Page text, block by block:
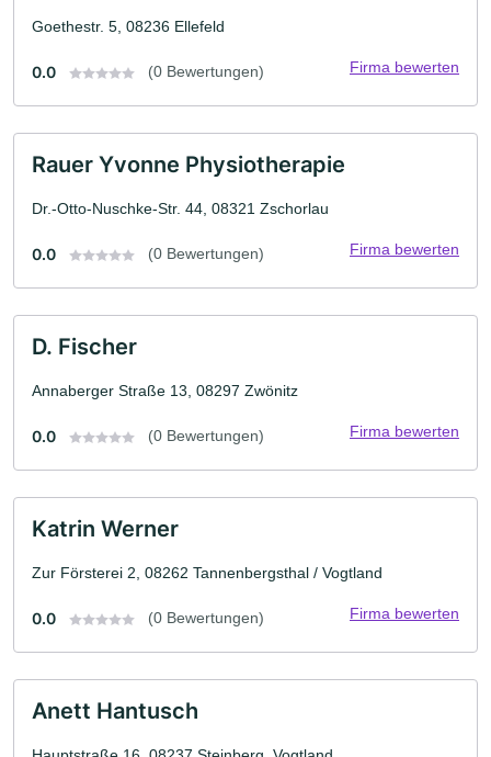
Goethestr. 5, 08236 Ellefeld
0.0 (0 Bewertungen) Firma bewerten
Rauer Yvonne Physiotherapie
Dr.-Otto-Nuschke-Str. 44, 08321 Zschorlau
0.0 (0 Bewertungen) Firma bewerten
D. Fischer
Annaberger Straße 13, 08297 Zwönitz
0.0 (0 Bewertungen) Firma bewerten
Katrin Werner
Zur Försterei 2, 08262 Tannenbergsthal / Vogtland
0.0 (0 Bewertungen) Firma bewerten
Anett Hantusch